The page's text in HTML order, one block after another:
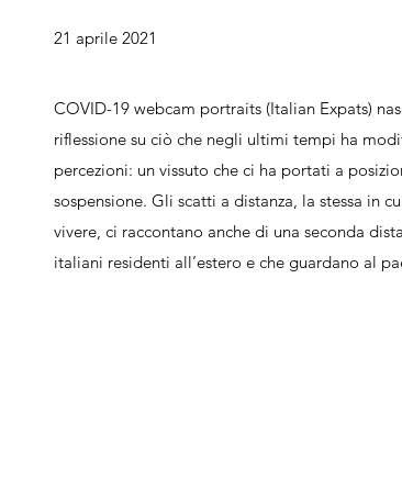
21 aprile 2021
COVID-19 webcam portraits (Italian Expats)
riflessione su ciò che negli ultimi tempi ha
percezioni: un vissuto che ci ha portati a
sospensione. Gli scatti a distanza, la stessa in
vivere, ci raccontano anche di una seconda
italiani residenti all’estero e che guardano al